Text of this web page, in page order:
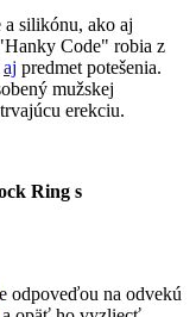
a silikónu, ako aj
Code" robia z
aj predmet potešenia.
mužskej
erekciu.
Ring s
odpoveďou na odvekú